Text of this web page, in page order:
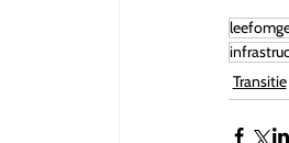
Transitie